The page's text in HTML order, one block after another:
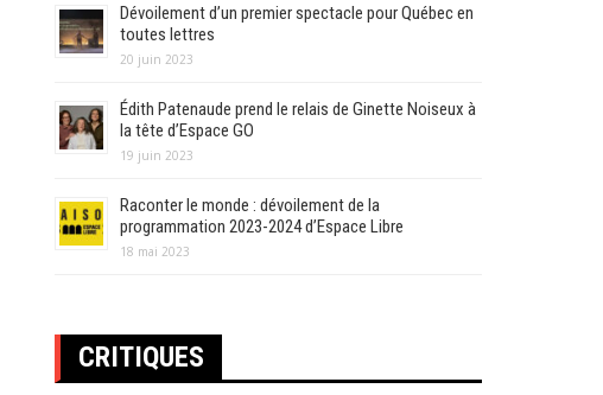
Dévoilement d’un premier spectacle pour Québec en
toutes lettres
20 juin 2023
Édith Patenaude prend le relais de Ginette Noiseux à
la tête d’Espace GO
19 juin 2023
Raconter le monde : dévoilement de la
programmation 2023-2024 d’Espace Libre
18 mai 2023
CRITIQUES